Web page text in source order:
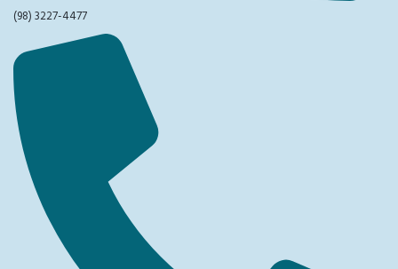
(98) 3227-4477